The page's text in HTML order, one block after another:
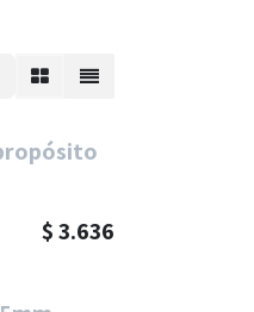
$3.636